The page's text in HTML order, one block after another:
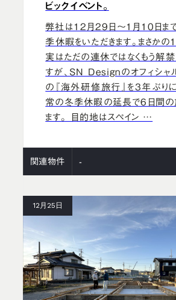
ビックイベント。
弊社は12月29日〜1月10日ま
季休暇をいただきます。まさか
実はただの連休ではなくもう解
すが、SN Designのオフィシャ
の『海外研修旅行』を3年ぶりに
常の冬季休暇の延長で6日間の
ます。 目的地はスペイン …
関連物件 -
12月25日